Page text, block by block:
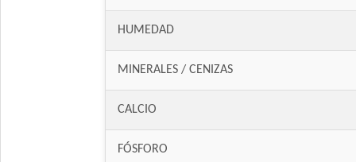
HUMEDAD
MINERALES / CENIZAS
CALCIO
FÓSFORO